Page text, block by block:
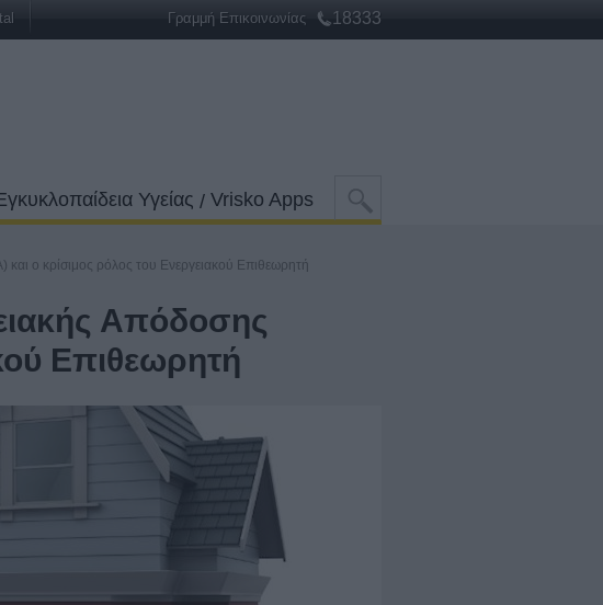
18333
Γραμμή Επικοινωνίας
Υγείας / Vrisko Apps
ο κρίσιμος ρόλος του Ενεργειακού Επιθεωρητή
Απόδοσης
Επιθεωρητή